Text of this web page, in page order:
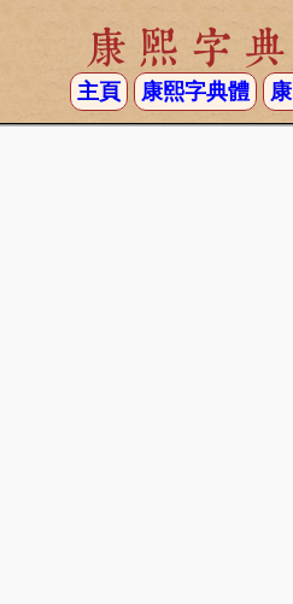
康熙字
主頁 康熙字典體